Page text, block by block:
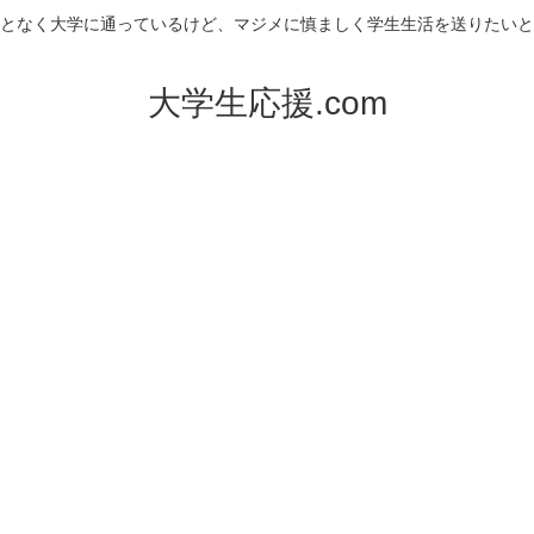
なく大学に通っているけど、マジメに慎ましく学生生活を送りたい
大学生応援.com